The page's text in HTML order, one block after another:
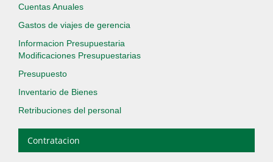
Cuentas Anuales
Gastos de viajes de gerencia
Informacion Presupuestaria
Modificaciones Presupuestarias
Presupuesto
Inventario de Bienes
Retribuciones del personal
Contratacion